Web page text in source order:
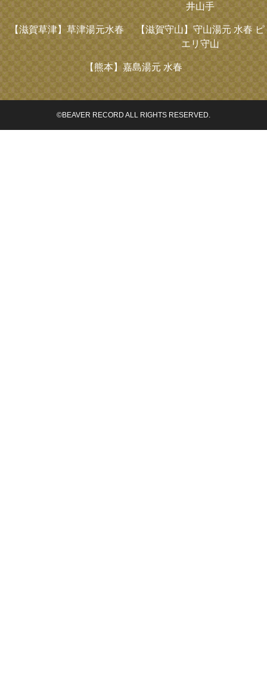
井山手
【滋賀草津】草津湯元水春 【滋賀守山】守山湯元 水春 ピ
エリ守山
【熊本】嘉島湯元 水春
©BEAVER RECORD ALL RIGHTS RESERVED.